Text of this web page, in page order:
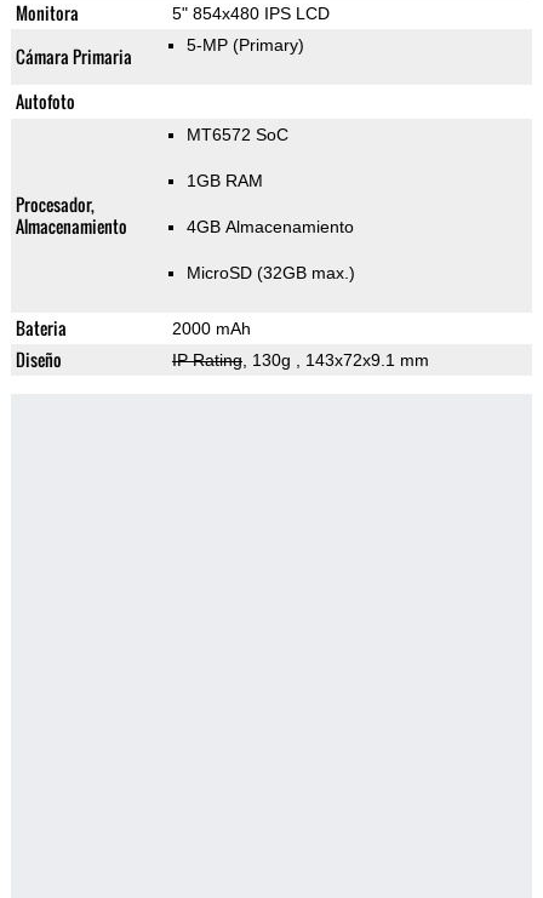
Monitora 5" 854x480 IPS LCD
Cámara Primaria 5-MP (Primary)
Autofoto
Procesador,
Almacenamiento
MT6572 SoC
1GB RAM
4GB Almacenamiento
MicroSD (32GB max.)
Bateria 2000 mAh
Diseño IP Rating, 130g , 143x72x9.1 mm